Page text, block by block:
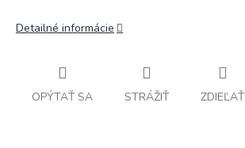
Detailné informácie
OPÝTAŤ SA STRÁŽIŤ ZDIEĽAŤ